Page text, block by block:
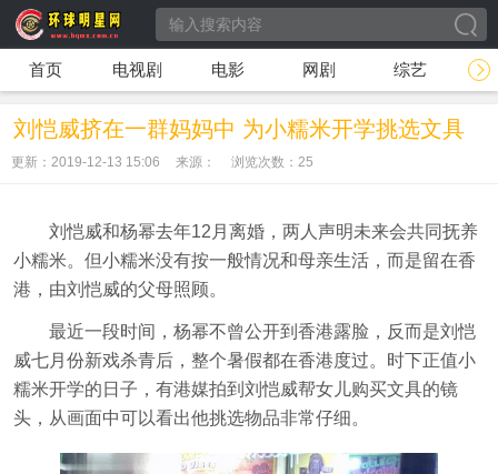
首页 电视剧 电影 网剧 综艺
刘恺威挤在一群妈妈中 为小糯米开学挑选文具
更新：2019-12-13 15:06 来源： 浏览次数： 25
刘恺威和杨幂去年12月离婚，两人声明未来会共同抚养
小糯米。但小糯米没有按一般情况和母亲生活，而是留在香
港，由刘恺威的父母照顾。
最近一段时间，杨幂不曾公开到香港露脸，反而是刘恺
威七月份新戏杀青后，整个暑假都在香港度过。时下正值小
糯米开学的日子，有港媒拍到刘恺威帮女儿购买文具的镜
头，从画面中可以看出他挑选物品非常仔细。